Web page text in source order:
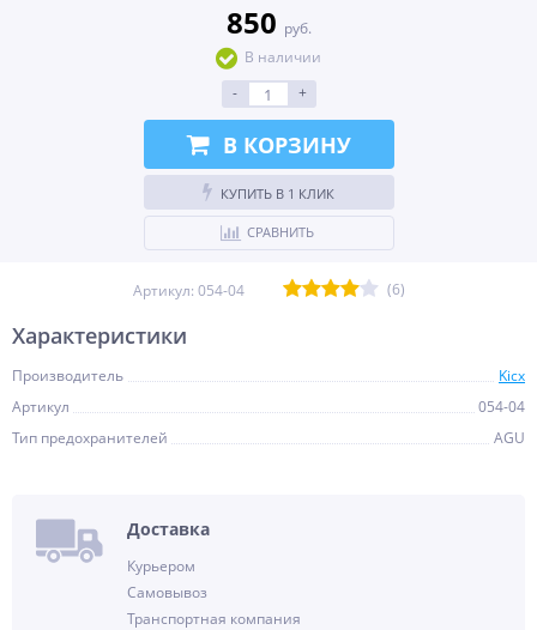
850 руб.
В наличии
-
+
В КОРЗИНУ
КУПИТЬ В 1 КЛИК
СРАВНИТЬ
Артикул: 054-04 (6)
Характеристики
Производитель
Kicx
Артикул
054-04
Тип предохранителей
AGU
Доставка
Курьером
Самовывоз
Транспортная компания